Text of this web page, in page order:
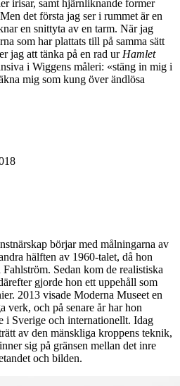
irisar, samt hjärnliknande former
det första jag ser i rummet är en
en snittyta av en tarm. När jag
som har plattats till på samma sätt
jag att tänka på en rad ur Hamlet
i Wiggens måleri: «stäng in mig i
mig som kung över ändlösa
börjar med målningarna av
hälften av 1960-talet, då hon
Sedan kom de realistiska
gjorde hon ett uppehåll som
2013 visade Moderna Museet en
verk, och på senare år har hon
i Sverige och internationellt. Idag
av den mänskliga kroppens teknik,
sig på gränsen mellan det inre
och bilden.